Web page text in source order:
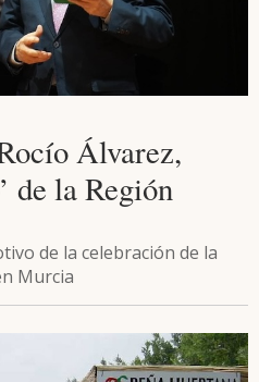
Álvarez,
de la Región
de la celebración de la
Murcia